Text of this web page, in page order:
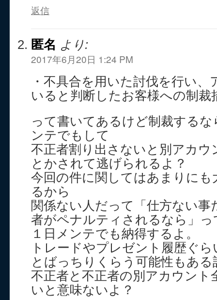
返信
匿名 より:
2017年6月20日 1:24 PM
・不具合を用いた討伐を行い
いると判断したお客様への制裁
って書いてあるけど制裁する
ンテでもして
不正者割り出さないと別アカウ
とかされて逃げられるよ？
今回の件に関してはあまりに
るから
関係ない人だって「仕方ない事
者がペナルティされるなら」っ
１日メンテでも納得するよ。
トレードやプレゼント履歴ぐ
とばっちりくらう可能性もある
不正者と不正者の別アカウント
いと意味ないよ？